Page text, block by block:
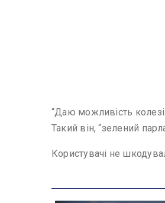
“Даю можливість колезі
Такий він, “зелений
Користувачі не